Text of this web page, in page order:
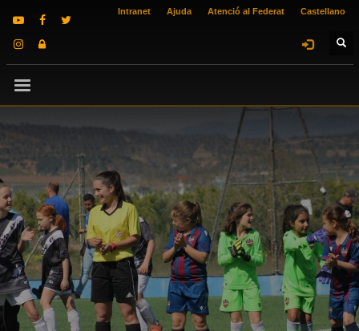
Intranet Ajuda Atenció al Federat Castellano